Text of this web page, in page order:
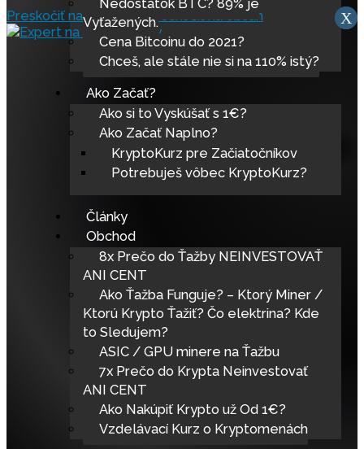
Preskočiť na navigáciu Preskočiť na obsah
Nedostatok BTC? 89% je
Vyťažených.
Cena Bitcoinu do 2021?
Chceš, ale stále nie si na 110% istý?
Ako Začať?
Ako si to Vyskúšať s 1€?
Ako Začať Naplno?
KryptoKurz pre Začiatočníkov
Potrebuješ vôbec KryptoKurz?
Články
Obchod
8x Prečo do Ťažby NEINVESTOVAŤ
ANI CENT
Ako Ťažba Funguje? – Ktorý Miner /
Ktorú Krypto Ťažiť? Čo elektrina? Kde
to Sledujem?
ASIC / GPU minere na Ťažbu
7x Prečo do Krypta Neinvestovať
ANI CENT
Ako Nakúpiť Krypto už Od 1€?
Vzdelávací Kurz o Kryptomenách
x
X